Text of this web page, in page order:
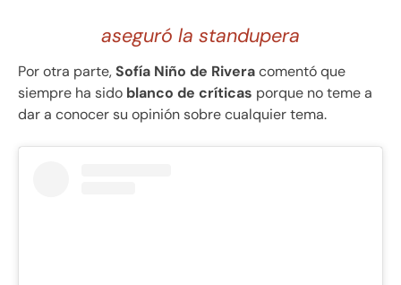
aseguró la standupera
Por otra parte,Sofía Niño de Riveracomentó que
siempre ha sido blanco de críticas porque no teme a
dar a conocer su opinión sobre cualquier tema.